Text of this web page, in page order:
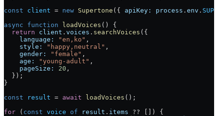
const client = new Supertone ({ apiKey: process . env .
async function loadVoices () {
  return
client . voices . searchVoices ({
    language:
"en,ko" ,
    style:
"happy,neutral" ,
    gender:
"female" ,
    age:
"young-adult" ,
    pageSize:
20 ,
  });
}
const result = await loadVoices ();
for ( const voice of result . items ?? []) {